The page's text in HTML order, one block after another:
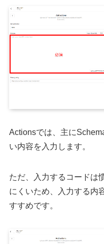
Actionsでは、主に
い内容を入力します。
ただ、入力するコードは
にくいため、入力する内
すすめです。